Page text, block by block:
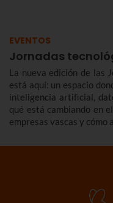
EVENTOS
Jornadas
La nueva edición de las
está aquí: un espacio
inteligencia artificial,
qué está cambiando en
empresas vascas y cómo